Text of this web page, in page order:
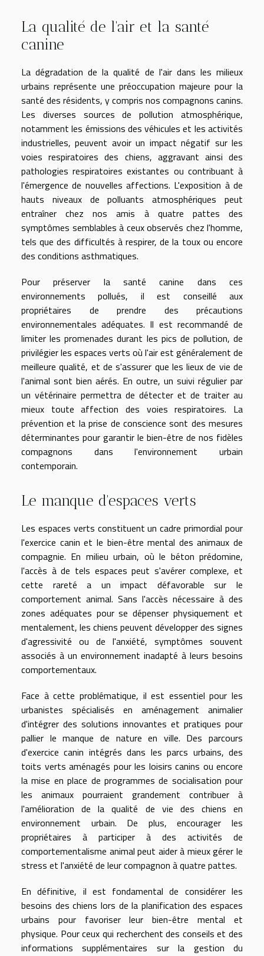
La qualité de l'air et la santé
canine
La dégradation de la qualité de l'air dans les milieux
urbains représente une préoccupation majeure pour la
santé des résidents, y compris nos compagnons canins.
Les diverses sources de pollution atmosphérique,
notamment les émissions des véhicules et les activités
industrielles, peuvent avoir un impact négatif sur les
voies respiratoires des chiens, aggravant ainsi des
pathologies respiratoires existantes ou contribuant à
l'émergence de nouvelles affections. L'exposition à de
hauts niveaux de polluants atmosphériques peut
entraîner chez nos amis à quatre pattes des
symptômes semblables à ceux observés chez l'homme,
tels que des difficultés à respirer, de la toux ou encore
des conditions asthmatiques.
Pour préserver la santé canine dans ces
environnements pollués, il est conseillé aux
propriétaires de prendre des précautions
environnementales adéquates. Il est recommandé de
limiter les promenades durant les pics de pollution, de
privilégier les espaces verts où l'air est généralement de
meilleure qualité, et de s'assurer que les lieux de vie de
l'animal sont bien aérés. En outre, un suivi régulier par
un vétérinaire permettra de détecter et de traiter au
mieux toute affection des voies respiratoires. La
prévention et la prise de conscience sont des mesures
déterminantes pour garantir le bien-être de nos fidèles
compagnons dans l'environnement urbain
contemporain.
Le manque d'espaces verts
Les espaces verts constituent un cadre primordial pour
l'exercice canin et le bien-être mental des animaux de
compagnie. En milieu urbain, où le béton prédomine,
l'accès à de tels espaces peut s'avérer complexe, et
cette rareté a un impact défavorable sur le
comportement animal. Sans l'accès nécessaire à des
zones adéquates pour se dépenser physiquement et
mentalement, les chiens peuvent développer des signes
d'agressivité ou de l'anxiété, symptômes souvent
associés à un environnement inadapté à leurs besoins
comportementaux.
Face à cette problématique, il est essentiel pour les
urbanistes spécialisés en aménagement animalier
d'intégrer des solutions innovantes et pratiques pour
pallier le manque de nature en ville. Des parcours
d'exercice canin intégrés dans les parcs urbains, des
toits verts aménagés pour les loisirs canins ou encore
la mise en place de programmes de socialisation pour
les animaux pourraient grandement contribuer à
l'amélioration de la qualité de vie des chiens en
environnement urbain. De plus, encourager les
propriétaires à participer à des activités de
comportementalisme animal peut aider à mieux gérer le
stress et l'anxiété de leur compagnon à quatre pattes.
En définitive, il est fondamental de considérer les
besoins des chiens lors de la planification des espaces
urbains pour favoriser leur bien-être mental et
physique. Pour ceux qui recherchent des conseils et des
informations supplémentaires sur la gestion du